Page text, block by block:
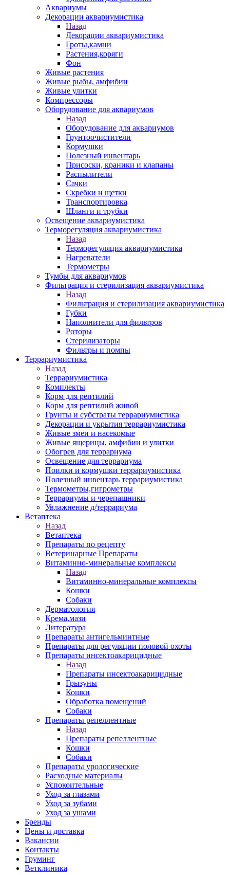
Аквариумы
Декорации аквариумистика
Назад
Декорации аквариумистика
Гроты,камни
Растения,коряги
Фон
Живые растения
Живые рыбы, амфибии
Живые улитки
Компрессоры
Оборудование для аквариумов
Назад
Оборудование для аквариумов
Грунтоочистители
Кормушки
Полезный инвентарь
Присоски, краники и клапаны
Распылители
Сачки
Скребки и щетки
Транспортировка
Шланги и трубки
Освещение аквариумистика
Терморегуляция аквариумистика
Назад
Терморегуляция аквариумистика
Нагреватели
Термометры
Тумбы для аквариумов
Фильтрация и стерилизация аквариумистика
Назад
Фильтрация и стерилизация аквариумистика
Губки
Наполнители для фильтров
Роторы
Стерилизаторы
Фильтры и помпы
Террариумистика
Назад
Террариумистика
Комплекты
Корм для рептилий
Корм для рептилий живой
Грунты и субстраты террариумистика
Декорации и укрытия террариумистика
Живые змеи и насекомые
Живые ящерицы, амфибии и улитки
Обогрев для террариума
Освещение для террариума
Поилки и кормушки террариумистика
Полезный инвентарь террариумистика
Термометры,гигрометры
Террариумы и черепашники
Увлажнение д/террариума
Ветаптека
Назад
Ветаптека
Препараты по рецепту
Ветеринарные Препараты
Витаминно-минеральные комплексы
Назад
Витаминно-минеральные комплексы
Кошки
Собаки
Дерматология
Крема,мази
Литература
Препараты антигельминтные
Препараты для регуляции половой охоты
Препараты инсектоакарицидные
Назад
Препараты инсектоакарицидные
Грызуны
Кошки
Обработка помещений
Собаки
Препараты репеллентные
Назад
Препараты репеллентные
Кошки
Собаки
Препараты урологические
Расходные материалы
Успокоительные
Уход за глазами
Уход за зубами
Уход за ушами
Бренды
Цены и доставка
Вакансии
Контакты
Груминг
Ветклиника